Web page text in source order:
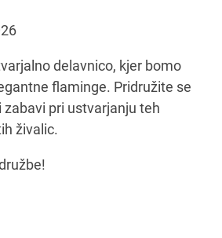
Navodila za pot
delavnico, kjer bomo
flaminge. Pridružite se
pri ustvarjanju teh
živalic.